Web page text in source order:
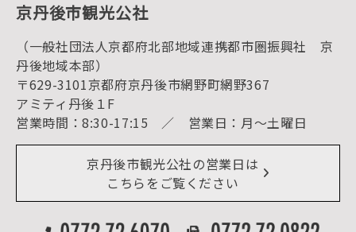
観光
海水浴
キャンプ
お宿探し
宿泊・日帰り予約（空室検索）
予約照会・予約キャンセル
宿泊施設一覧（お宿比較ページ）
アクセス
お知らせ
イベント情報
デジタル観光パンフレット
リアルタイム道路情報
よくある質問
京丹後市観光公社
（一般社団法人京都府北部地域連携都市圏振興社 京
丹後地域本部）
〒629-3101京都府京丹後市網野町網野367
アミティ丹後１F
営業時間：8:30-17:15 ／ 営業日：月～土曜日
京丹後市観光公社の営業日は
こちらをご覧ください